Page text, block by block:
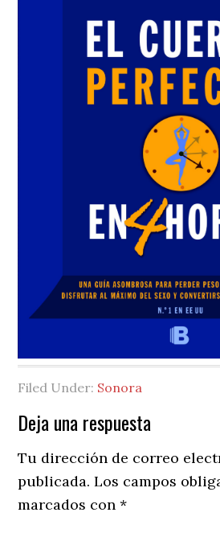
Filed Under: Sonora
Reader
Interactions
Deja una respuesta
Tu dirección de correo
publicada. Los campos
marcados con*